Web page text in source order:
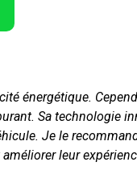
énergétique.
Sa technologie
Je le
leur